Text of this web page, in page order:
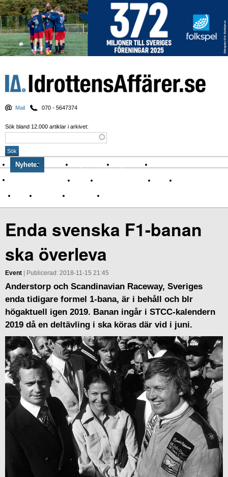
Mail 070 - 5647374
Sök bland 12.000 artiklar i arkivet:
Nyheter Krönikor Sport & spel Nyhetsbrev
Om Idrottens Affärer
Affärer I spåren av Corona Arena
Namn Sponsring TV-nyheter
Enda svenska F1-banan
ska överleva
Event | Publicerad: 2018-11-15 21:45
Anderstorp och Scandinavian Raceway, Sveriges
enda tidigare formel 1-bana, är i behåll och blr
högaktuell igen 2019. Banan ingår i STCC-kalendern
2019 då en deltävling i ska köras där vid i juni.